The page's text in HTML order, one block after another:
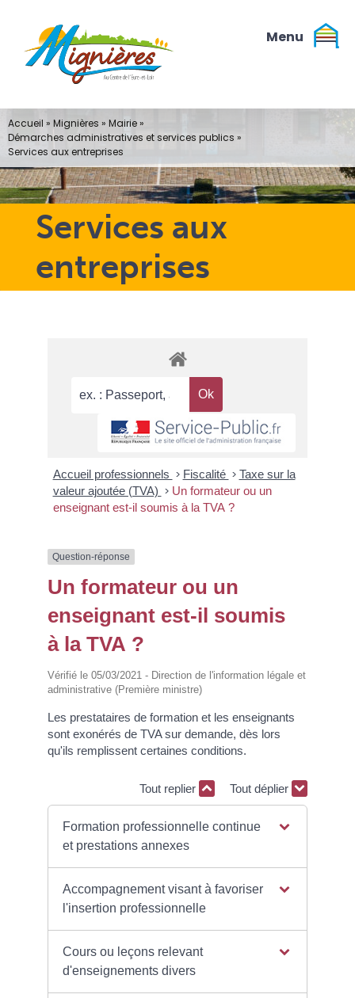
contenu
Services aux
entreprises
Accueil » Mignières » Mairie»
Démarches administratives et services publics »
Services aux entreprises
Accueil professionnels > Fiscalité > Taxe sur la
valeur ajoutée (TVA) > Un formateur ou un
enseignant est-il soumis à la TVA ?
Question-réponse
Un formateur ou un
enseignant est-il soumis
à la TVA ?
Vérifié le 05/03/2021 - Direction de l'information légale et
administrative (Première ministre)
Les prestataires de formation et les enseignants
sont exonérés de TVA sur demande, dès lors
qu'ils remplissent certaines conditions.
Tout replier Tout déplier
Formation professionnelle continue
et prestations annexes
Accompagnement visant à favoriser
l'insertion professionnelle
Cours ou leçons relevant
d'enseignements divers